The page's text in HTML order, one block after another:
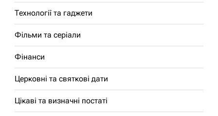
Технології та гаджети
Фільми та серіали
Фінанси
Церковні та святкові дати
Цікаві та визначні постаті